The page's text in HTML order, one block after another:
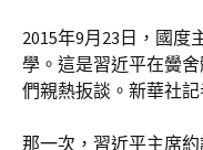
2015年9月23日，國度
學。這是習近平在黌
們親熱扳談。新華社
那一次，習近平主席